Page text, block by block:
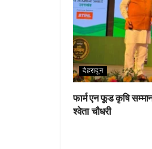
k
देहरादून
फार्म एन फूड कृषि
श्वेता चौधरी